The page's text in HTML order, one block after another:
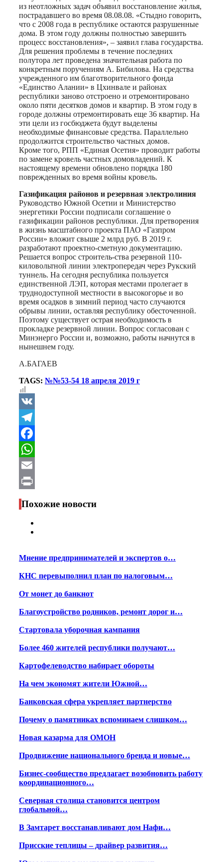
из неотложных задач объявил восстановление жилья,
пострадавшего во время 08.08.08. «Стыдно говорить,
что с 2008 года в республике остаются разрушенные
дома. В этом году должны полностью завершить
процесс восстановления», – заявил глава государства.
Для решения проблемы в течение последних
полутора лет проведена значительная работа по
конкретным поручениям А. Бибилова. На средства
учрежденного им благотворительного фонда
«Единство Алании» в Цхинвале и районах
республики заново отстроено и отремонтировано
около пяти десятков домов и квартир. В этом году в
городе должны отремонтировать еще 36 квартир. На
эти цели из госбюджета будут выделены
необходимые финансовые средства. Параллельно
продолжится строительство частных домов.
Кроме того, РПП «Единая Осетия» проводит работы
по замене кровель частных домовладений. К
настоящему времени обновлено порядка 180
поврежденных во время войны кровель.
Газификация районов и резервная электролиния
Руководство Южной Осетии и Министерство
энергетики России подписали соглашение о
газификации районов республики. Для претворения
в жизнь масштабного проекта ПАО «Газпром
России» вложит свыше 2 млрд руб. В 2019 г.
разработают проектно-сметную документацию.
Решается вопрос строитель-ства резервной 110-
киловольтной линии электропередач через Рукский
туннель. На сегодня республика пользуется
единственной ЛЭП, которая местами пролегает в
труднодоступной местности в высокогорье и во
время осадков в зимний период часто случаются
обрывы линии, оставляя республику обесточенной.
Поэтому существует острая необходимость в
прокладке резервной линии. Вопрос согласован с
Минэнерго России и, возможно, работы начнутся в
нынешнем году.
А.БАГАЕВ
TAGS: №№53-54 18 апреля 2019 г
VK
Telegram
Facebook
WhatsApp
Email
Print
Похожие новости
Мнение предпринимателей и экспертов о…
КНС перевыполнил план по налоговым…
От монет до банкнот
Благоустройство родников, ремонт дорог и…
Стартовала уборочная кампания
Более 460 жителей республики получают…
Картофелеводство набирает обороты
На чем экономят жители Южной…
Банковская сфера укрепляет партнерство
Почему о памятниках вспоминаем слишком…
Новая казарма для ОМОН
Продвижение национального бренда и новые…
Бизнес-сообщество предлагает возобновить работу
координационного…
Северная столица становится центром
глобальной…
В Замтарет восстанавливают дом Нафи…
Присские теплицы – драйвер развития…